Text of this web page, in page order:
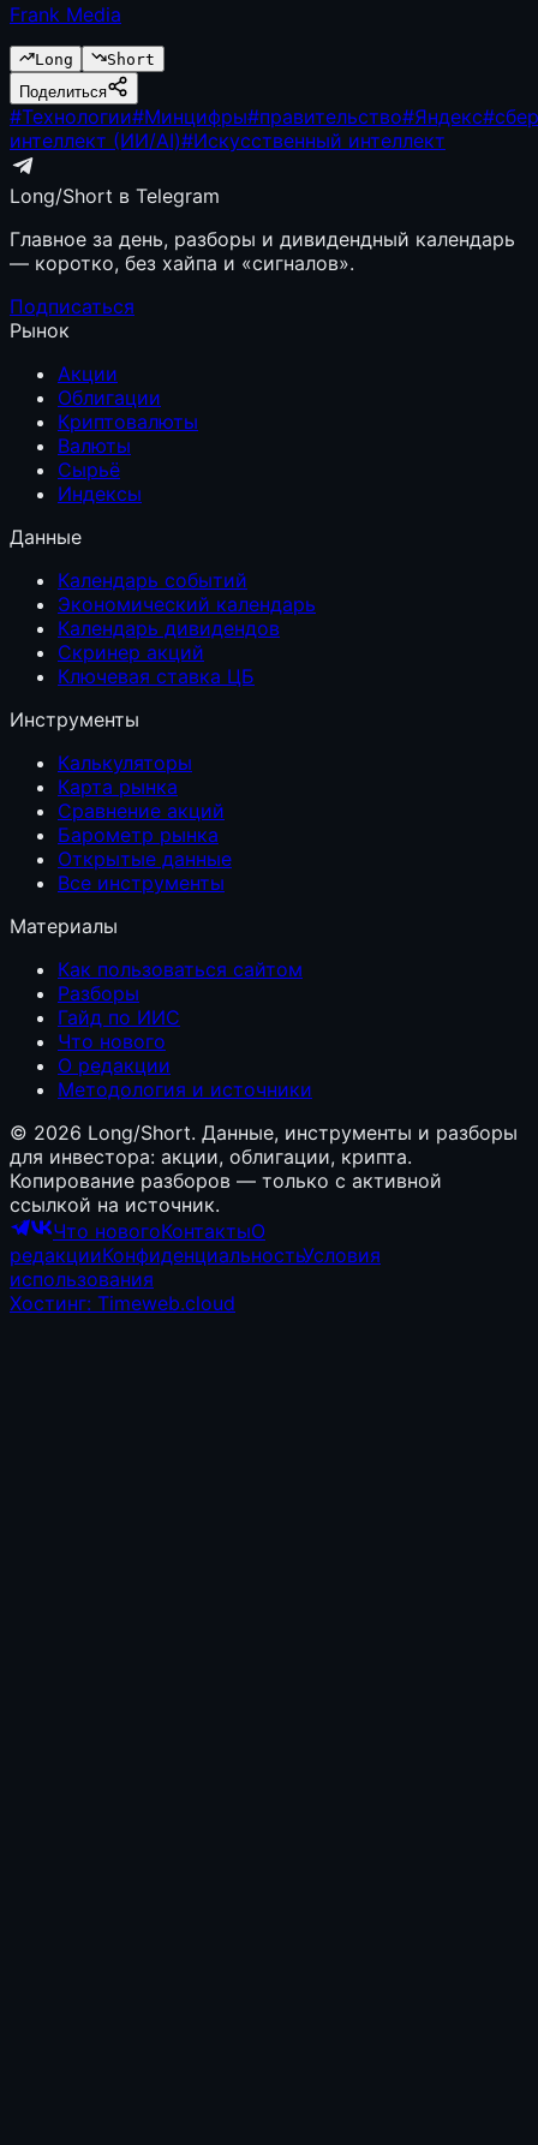
Frank Media
Long
Short
Поделиться
#Технологии#Минцифры#правительство#Яндекс#
интеллект (ИИ/AI)#Искусственный интеллект
Long/Short в Telegram
Главное за день, разборы и дивидендный календарь
— коротко, без хайпа и «сигналов».
Подписаться
Рынок
Акции
Облигации
Криптовалюты
Валюты
Сырьё
Индексы
Данные
Календарь событий
Экономический календарь
Календарь дивидендов
Скринер акций
Ключевая ставка ЦБ
Инструменты
Калькуляторы
Карта рынка
Сравнение акций
Барометр рынка
Открытые данные
Все инструменты
Материалы
Как пользоваться сайтом
Разборы
Гайд по ИИС
Что нового
О редакции
Методология и источники
© 2026 Long/Short. Данные, инструменты и разборы
для инвестора: акции, облигации, крипта.
Копирование разборов — только с активной
ссылкой на источник.
Что новогоКонтактыО
редакцииКонфиденциальностьУсловия
использования
Хостинг: Timeweb.cloud